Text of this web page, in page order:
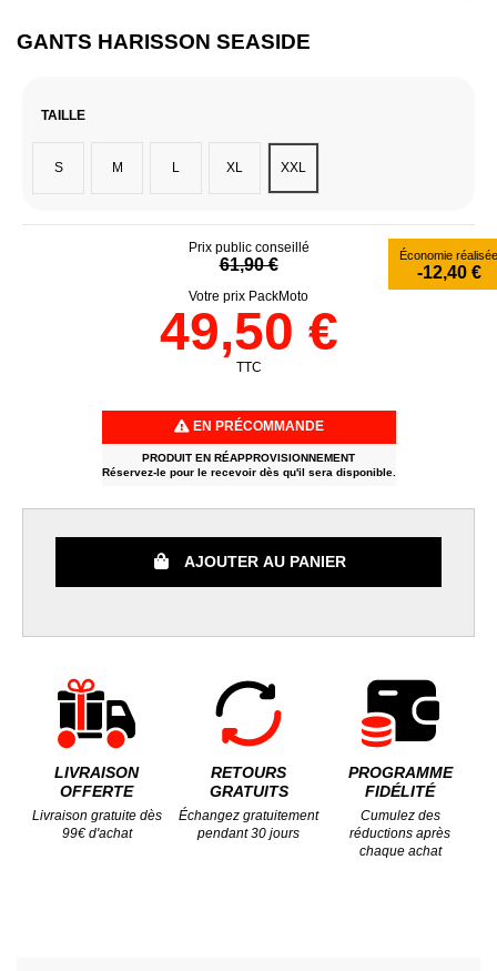
GANTS HARISSON SEASIDE
TAILLE
S M L XL XXL
Prix public conseillé
61,90 € Économie réalisée
-12,40 €
Votre prix PackMoto
49,50 €
TTC
EN PRÉCOMMANDE
PRODUIT EN RÉAPPROVISIONNEMENT
Réservez-le pour le recevoir dès qu'il sera disponible.
AJOUTER AU PANIER
LIVRAISON
OFFERTE
Livraison gratuite dès
99€ d'achat
RETOURS
GRATUITS
Échangez gratuitement
pendant 30 jours
PROGRAMME
FIDÉLITÉ
Cumulez des
réductions après
chaque achat